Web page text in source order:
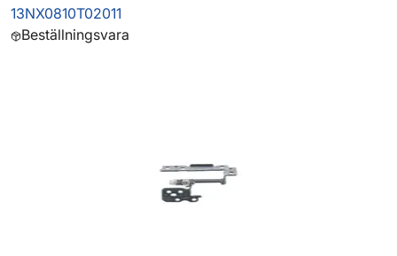
13NX0810T02011
Beställningsvara